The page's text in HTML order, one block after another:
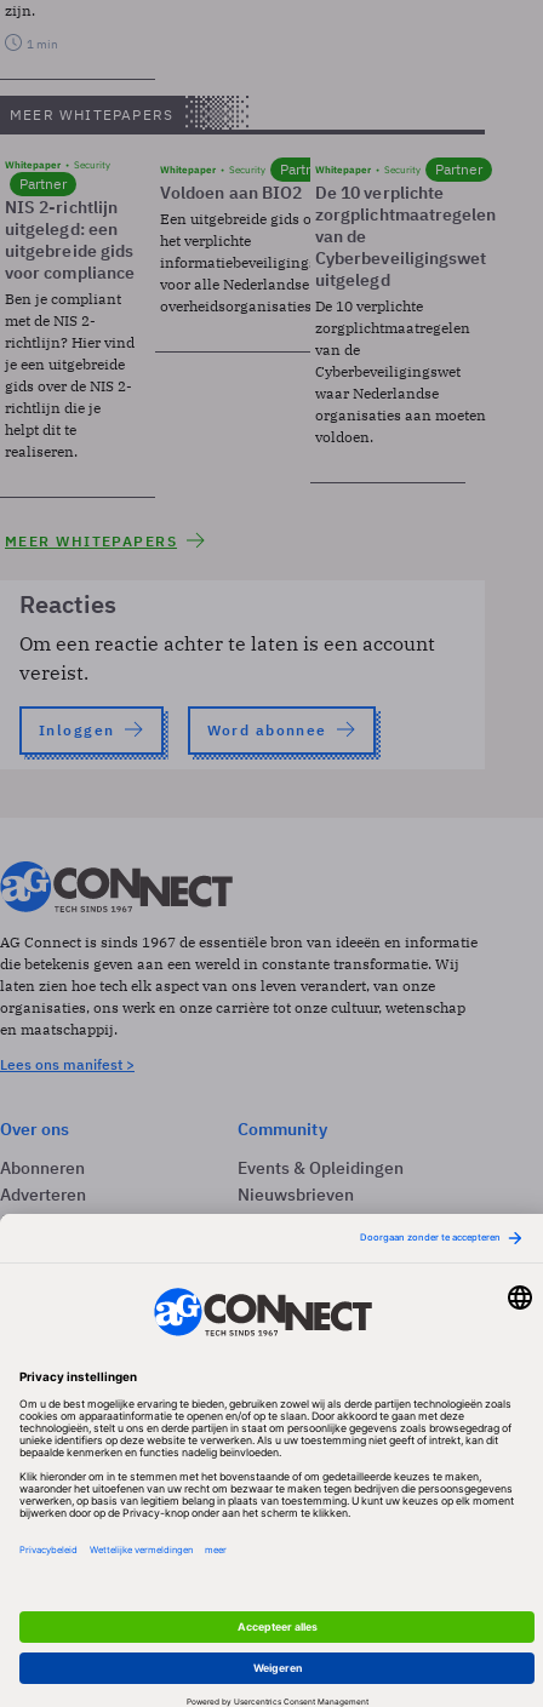
zijn.
1 min
MEER WHITEPAPERS
Whitepaper Security
Partner
NIS 2-richtlijn
uitgelegd: een
uitgebreide gids
voor compliance
Ben je compliant
met de NIS 2-
richtlijn? Hier vind
je een uitgebreide
gids over de NIS 2-
richtlijn die je
helpt dit te
realiseren.
Whitepaper Security Partner
Voldoen aan BIO2
Een uitgebreide gids over BIO2,
het verplichte
informatiebeveiligingsframework
voor alle Nederlandse
overheidsorganisaties.
Whitepaper Security Partner
De 10 verplichte
zorgplichtmaatregelen
van de
Cyberbeveiligingswet
uitgelegd
De 10 verplichte
zorgplichtmaatregelen
van de
Cyberbeveiligingswet
waar Nederlandse
organisaties aan moeten
voldoen.
MEER WHITEPAPERS
Reacties
Om een reactie achter te laten is een account
vereist.
Inloggen Word abonnee
AG Connect is sinds 1967 de essentiële bron van ideeën en informatie
die betekenis geven aan een wereld in constante transformatie. Wij
laten zien hoe tech elk aspect van ons leven verandert, van onze
organisaties, ons werk en onze carrière tot onze cultuur, wetenschap
en maatschappij.
Lees ons manifest >
Over ons
Abonneren
Adverteren
Contact
Community
Events & Opleidingen
Nieuwsbrieven
Vacatures
Redactionele partner